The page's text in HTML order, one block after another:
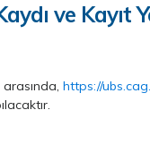
ve Kayıt
https://